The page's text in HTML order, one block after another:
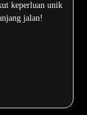
keperluan unik
jalan!